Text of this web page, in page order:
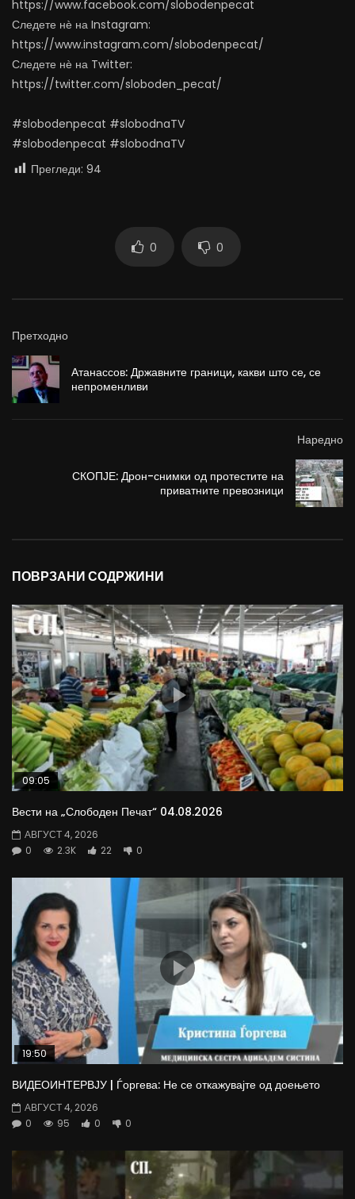
https://www.facebook.com/slobodenpecat
Следете нѐ на Instagram:
https://www.instagram.com/slobodenpecat/
Следете нѐ на Twitter:
https://twitter.com/sloboden_pecat/
#slobodenpecat #slobodnaTV
#slobodenpecat #slobodnaTV
Прегледи: 94
0 0
Претходно
Атанассов: Државните граници, какви што се, се
непроменливи
Наредно
СКОПЈЕ: Дрон-снимки од протестите на
приватните превозници
ПОВРЗАНИ СОДРЖИНИ
09:05
Вести на „Слободен Печат“ 04.08.2026
АВГУСТ 4, 2026
0
2.3K 22 0
19:50
ВИДЕОИНТЕРВЈУ | Ѓоргева: Не се откажувајте од доењето
АВГУСТ 4, 2026
0
95 0 0